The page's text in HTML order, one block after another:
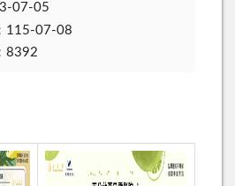
07-05
115-07-08
8392